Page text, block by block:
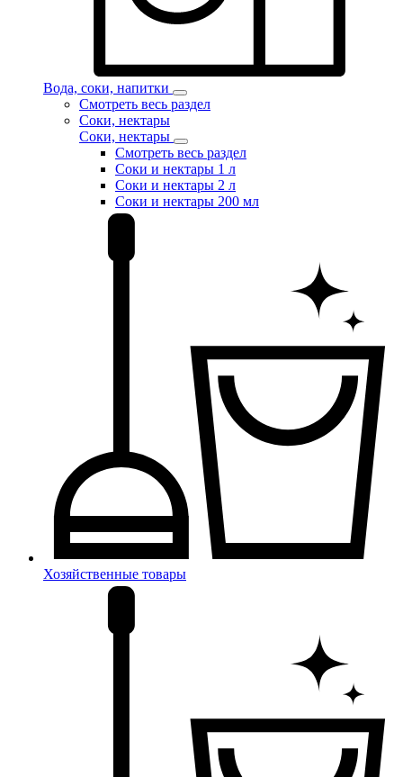
Вода, соки, напитки
Смотреть весь раздел
Соки, нектары
Соки, нектары
Смотреть весь раздел
Соки и нектары 1 л
Соки и нектары 2 л
Соки и нектары 200 мл
Хозяйственные товары